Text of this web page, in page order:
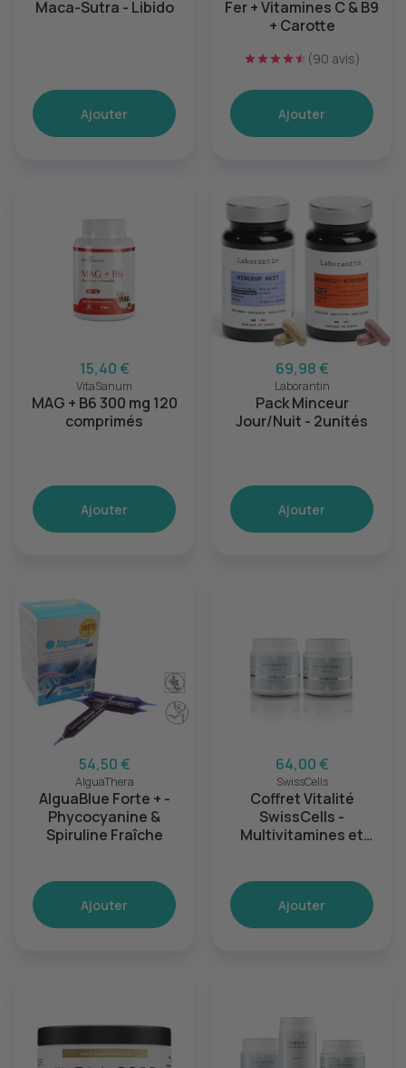
Maca-Sutra - Libido
Ajouter
Fer + Vitamines C & B9
+ Carotte
(90 avis)
Ajouter
15,40 €
VitaSanum
MAG + B6 300 mg 120
comprimés
Ajouter
69,98 €
Laborantin
Pack Minceur
Jour/Nuit - 2unités
Ajouter
54,50 €
AlguaThera
AlguaBlue Forte + -
Phycocyanine &
Spiruline Fraîche
Ajouter
64,00 €
SwissCells
Coffret Vitalité
SwissCells -
Multivitamines et
Ajouter